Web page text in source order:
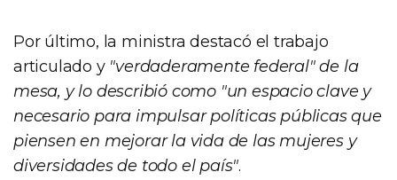
Por último, la ministra destacó el trabajo
articulado y "verdaderamente federal" de la
mesa, y lo describió como "un espacio clave y
necesario para impulsar políticas públicas que
piensen en mejorar la vida de las mujeres y
diversidades de todo el país".